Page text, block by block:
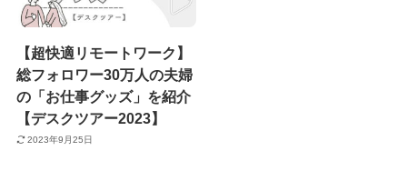
【超快適リモートワーク】
総フォロワー30万人の夫婦
の「お仕事グッズ」を紹介
【デスクツアー2023】
2023年9月25日